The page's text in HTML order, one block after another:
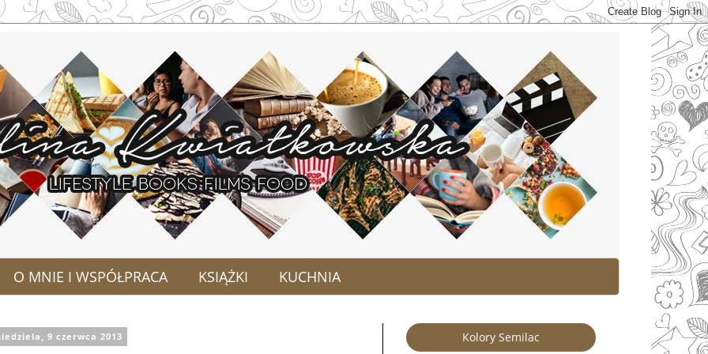
O MNIE I WSPÓŁPRACA KSIĄŻKI KUCHNIA
9 czerwca 2013 Kolory Semilac